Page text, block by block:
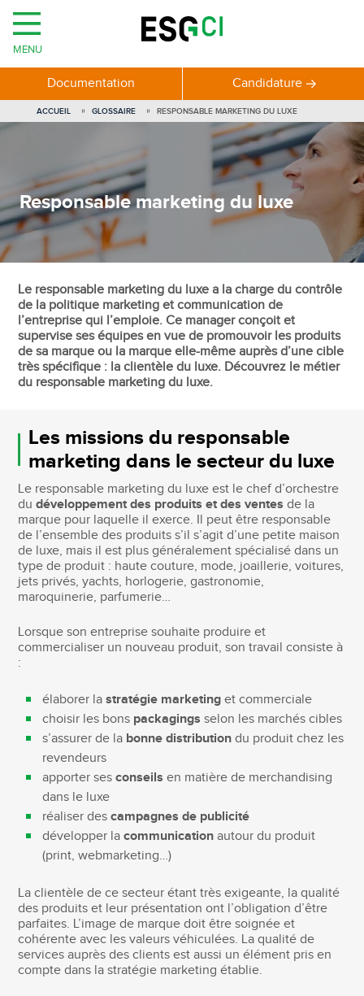
Responsable marketing du luxe
ACCUEIL GLOSSAIRE RESPONSABLE MARKETING DU LUXE
Le responsable marketing du luxe a la charge du contrôle
de la politique marketing et communication de
l’entreprise qui l’emploie. Ce manager conçoit et
supervise ses équipes en vue de promouvoir les produits
de sa marque ou la marque elle-même auprès d’une cible
très spécifique : la clientèle du luxe. Découvrez le métier
du responsable marketing du luxe.
Les missions du responsable
marketing dans le secteur du luxe
Le responsable marketing du luxe est le chef d’orchestre
dudéveloppement des produits et des ventes de la
marque pour laquelle il exerce. Il peut être responsable
de l’ensemble des produits s’il s’agit d’une petite maison
de luxe, mais il est plus généralement spécialisé dans un
type de produit : haute couture, mode, joaillerie, voitures,
jets privés, yachts, horlogerie, gastronomie,
maroquinerie, parfumerie…
Lorsque son entreprise souhaite produire et
commercialiser un nouveau produit, son travail consiste à
:
élaborer lastratégie marketing et commerciale
choisir les bons packagings selon les marchés cibles
s’assurer de la bonne distributiondu produit chez les
revendeurs
apporter sesconseils en matière de merchandising
dans le luxe
réaliser descampagnes de publicité
développer lacommunication autour du produit
(print, webmarketing…)
La clientèle de ce secteur étant très exigeante, la qualité
des produits et leur présentation ont l’obligation d’être
parfaites. L’image de marque doit être soignée et
cohérente avec les valeurs véhiculées. La qualité de
services auprès des clients est aussi un élément pris en
compte dans la stratégie marketing établie.
MENU
Documentation Candidature